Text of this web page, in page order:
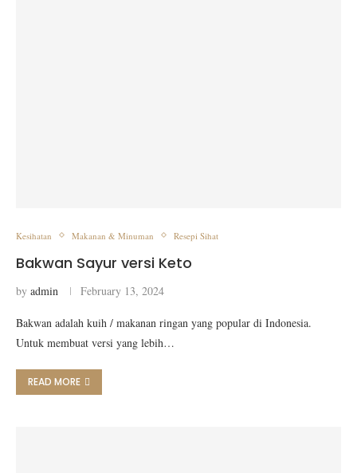
Kesihatan Makanan & Minuman Resepi Sihat
Bakwan Sayur versi Keto
by admin February 13, 2024
Bakwan adalah kuih / makanan ringan yang popular di Indonesia.
Untuk membuat versi yang lebih…
READ MORE